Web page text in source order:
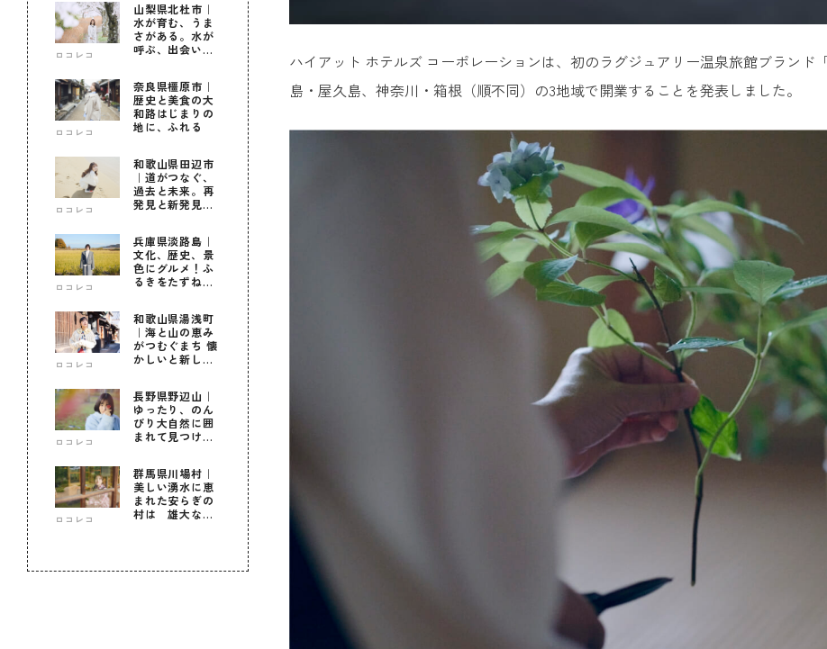
ロコレコ
山梨県北杜市｜
水が育む、うま
さがある。水が
呼ぶ、出会いが
ロコレコ
奈良県橿原市｜
歴史と美食の大
和路はじまりの
地に、ふれる
ロコレコ
和歌山県田辺市
｜道がつなぐ、
過去と未来。再
発見と新発見の
ロコレコ
兵庫県淡路島｜
文化、歴史、景
色にグルメ！ふ
るきをたずねて
ロコレコ
和歌山県湯浅町
｜海と山の恵み
がつむぐまち 懐
かしいと新しい
ロコレコ
長野県野辺山｜
ゆったり、のん
びり大自然に囲
まれて見つけ
ロコレコ
群馬県川場村｜
美しい湧水に恵
まれた安らぎの
村は 雄大な自
ハイアット ホテルズ コーポレーションは、初のラグジュアリー温泉旅館ブランド
島・屋久島、神奈川・箱根（順不同）の3地域で開業することを発表しました。